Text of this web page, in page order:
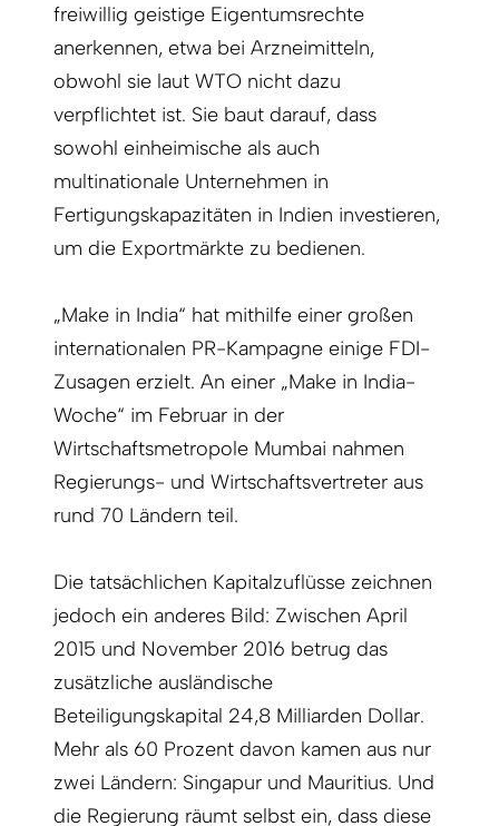
freiwillig geistige Eigentumsrechte
anerkennen, etwa bei Arzneimitteln,
obwohl sie laut WTO nicht dazu
verpflichtet ist. Sie baut darauf, dass
sowohl einheimische als auch
multinationale Unternehmen in
Fertigungskapazitäten in Indien investieren,
um die Exportmärkte zu bedienen.
„Make in India“ hat mithilfe einer großen
internationalen PR-Kampagne einige FDI-
Zusagen erzielt. An einer „Make in India-
Woche“ im Februar in der
Wirtschaftsmetropole Mumbai nahmen
Regierungs- und Wirtschaftsvertreter aus
rund 70 Ländern teil.
Die tatsächlichen Kapitalzuflüsse zeichnen
jedoch ein anderes Bild: Zwischen April
2015 und November 2016 betrug das
zusätzliche ausländische
Beteiligungskapital 24,8 Milliarden Dollar.
Mehr als 60 Prozent davon kamen aus nur
zwei Ländern: Singapur und Mauritius. Und
die Regierung räumt selbst ein, dass diese